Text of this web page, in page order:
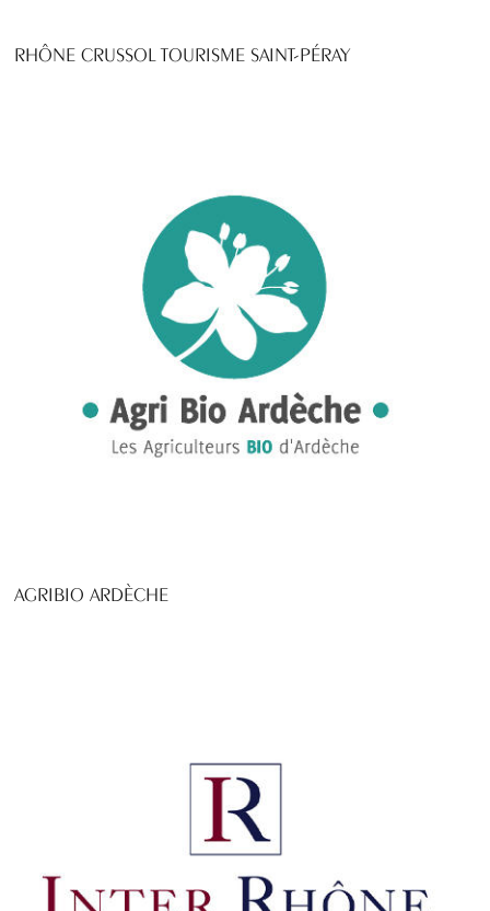
RHÔNE CRUSSOL TOURISME SAINT-PÉRAY
AGRIBIO ARDÈCHE